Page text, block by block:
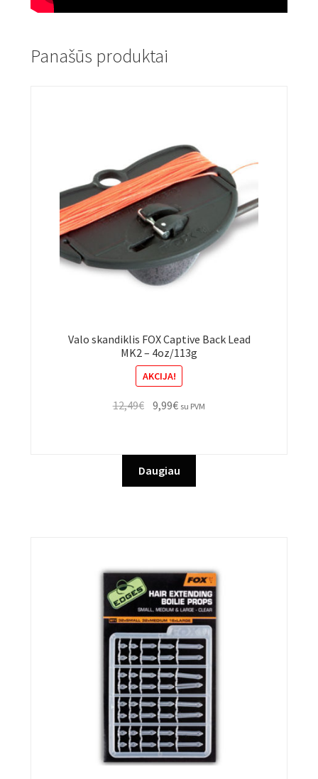
Panašūs produktai
Valo skandiklis FOX Captive Back Lead
MK2 – 4oz/113g
AKCIJA!
12,49€ Original
12,49€.
9,99€Current
9,99€.
su PVM
Daugiau